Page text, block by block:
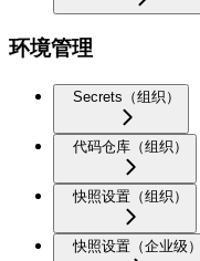
环境管理
Secrets（组织）
代码仓库（组织）
快照设置（组织）
快照设置（企业级）